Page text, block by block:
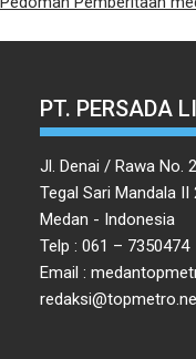
PT. PERSADA
Jl. Denai / Rawa No.
Tegal Sari Mandala II
Medan - Indonesia
Telp : 061 – 7350474
Email :